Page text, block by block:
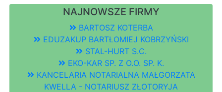
NAJNOWSZE FIRMY
BARTOSZ KOTERBA
EDUZAKUP BARTŁOMIEJ KOBRZYŃSKI
STAL-HURT S.C.
EKO-KAR SP. Z O.O. SP. K.
KANCELARIA NOTARIALNA MAŁGORZATA
KWELLA - NOTARIUSZ ZŁOTORYJA